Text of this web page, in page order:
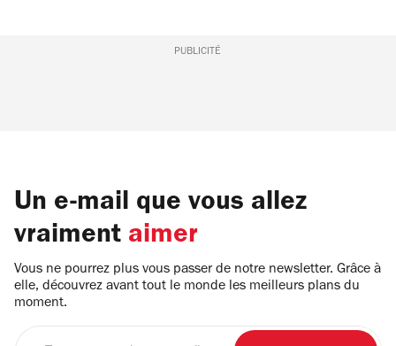
PUBLICITÉ
Un e-mail que vous allez
vraiment aimer
Vous ne pourrez plus vous passer de notre newsletter. Grâce à
elle, découvrez avant tout le monde les meilleurs plans du
moment.